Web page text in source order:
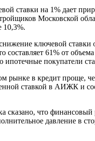
ставки на 1% дает
Московской
10,3%.
ключевой ставки
составляет 61% от
покупатели
рынке в кредит проще,
ставкой в АИЖК и
сказано, что
давление в